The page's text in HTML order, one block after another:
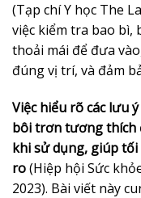
(Tạp chí Y học The
việc kiểm tra bao
thoải mái để đưa
đúng vị trí, và đảm
Việc hiểu rõ các lưu
bôi trơn tương thích
khi sử dụng, giúp
ro(Hiệp hội Sức
2023). Bài viết này